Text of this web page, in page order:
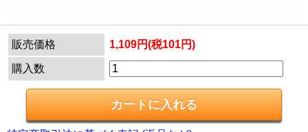
販売価格 1,109円(税101円)
購入数